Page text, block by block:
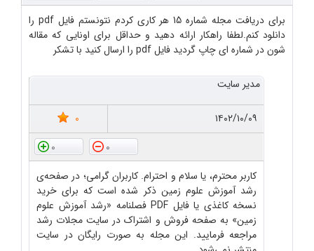
برای دریافت مجله شماره 15 هر کاری کردم نتونستم فایل pdf را
دانلود کنم.لطفا راهکار ارائه دهید و حداقل برای اونایی که مقاله
شون در شماره ای چاپ گردید فایل pdf را ارسال کنید با تشکر
مدیر سایت
۱۴۰۲/۱۰/۰۹
0
0
0
کاربر محترم، یا سلام و احترام. کاربران گرامی؛ در صفحه‌ی
رشد آموزش علوم زمین ذکر شده است که برای خرید
نسخه کاغذی یا فایل PDF فصلنامه «رشد آموزش علوم
زمین» به صفحه فروش و اشتراک در سایت مجلات رشد
مراجعه فرمایید. این مجله به صورت رایگان در سایت